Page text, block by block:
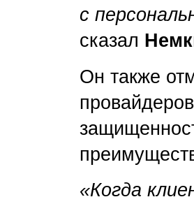
с
сказал
Он также
«Когда